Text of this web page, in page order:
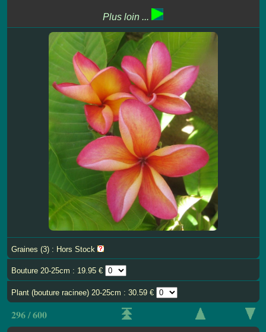
Plus loin ...
Graines (3) : Hors Stock
Bouture 20-25cm : 19.95 €
Plant (bouture racinee) 20-25cm : 30.59 €
296 / 600